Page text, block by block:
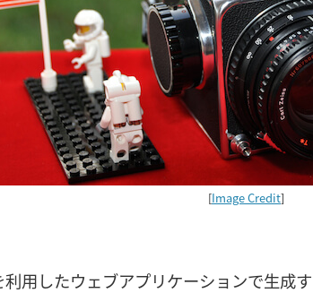
[Image Credit]
用したウェブアプリケーションで生成